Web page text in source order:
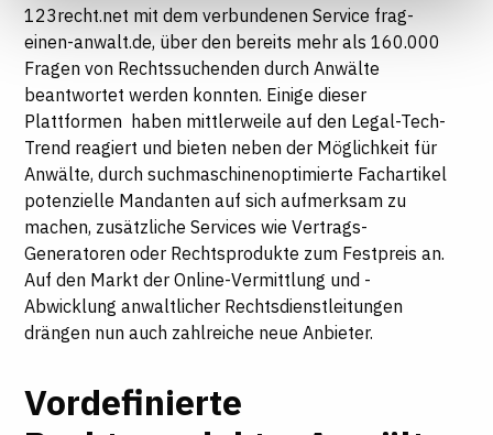
Informationen finden Sie in unseren
Datenschutzhinweisen
123recht.net mit dem verbundenen Service frag-
einen-anwalt.de, über den bereits mehr als 160.000
Fragen von Rechtssuchenden durch Anwälte
beantwortet werden konnten. Einige dieser
Plattformen haben mittlerweile auf den Legal-Tech-
Trend reagiert und bieten neben der Möglichkeit für
Anwälte, durch suchmaschinenoptimierte Fachartikel
potenzielle Mandanten auf sich aufmerksam zu
machen, zusätzliche Services wie Vertrags-
Generatoren oder Rechtsprodukte zum Festpreis an.
Auf den Markt der Online-Vermittlung und -
Abwicklung anwaltlicher Rechtsdienstleitungen
drängen nun auch zahlreiche neue Anbieter.
Vordefinierte